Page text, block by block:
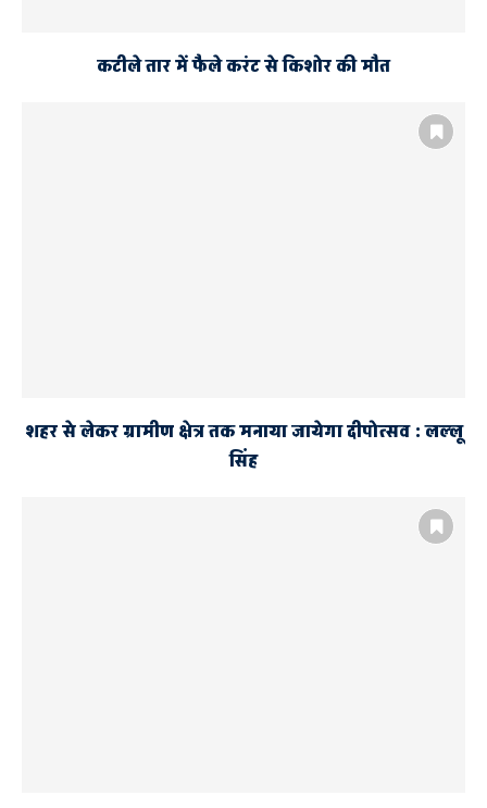
कटीले तार में फैले करंट से किशोर की मौत
शहर से लेकर ग्रामीण क्षेत्र तक मनाया जायेगा दीपोत्सव : लल्लू
सिंह